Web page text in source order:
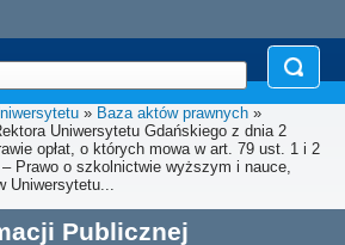
» Baza aktów prawnych »
Uniwersytetu Gdańskiego z dnia 2
opłat, o których mowa w art. 79 ust. 1 i 2
Prawo o szkolnictwie wyższym i nauce,
Uniwersytetu...
Publicznej